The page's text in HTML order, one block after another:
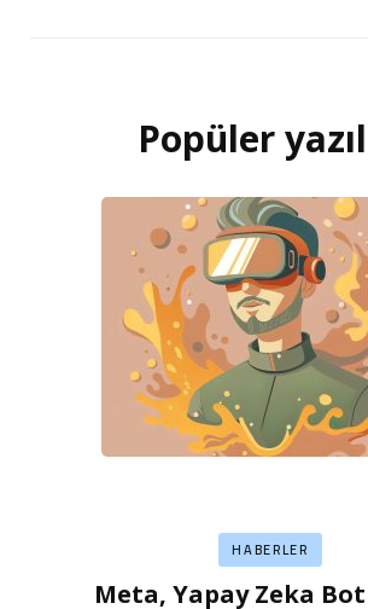
Popüler
HABERLER
Meta, Yapay Zeka